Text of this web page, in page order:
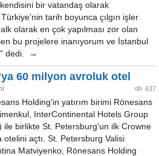
bir vatandaş olarak
tarih boyunca çılgın işler
olarak en çok yapılması zor olan
bu projelere inanıyorum ve İstanbul
dedi. →
60 milyon avroluk otel
637
Holding'in yatırım birimi Rönesans
InterContinental Hotels Group
ile birlikte St. Petersburg'un ilk Crowne
otelini açtı. St. Petersburg Valisi
Matviyenko, Rönesans Holding